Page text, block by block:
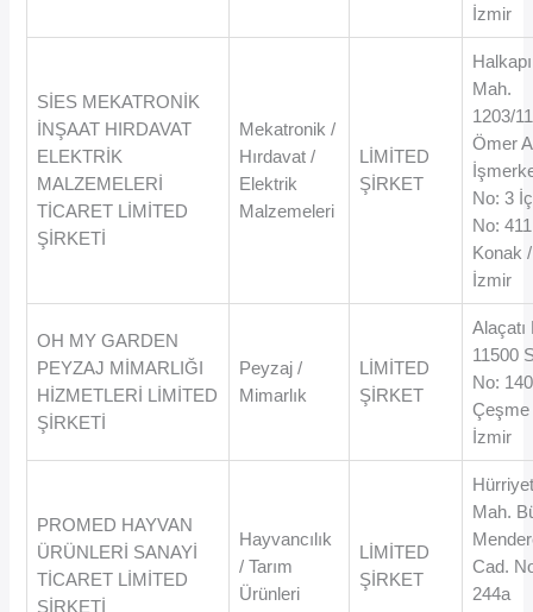
İzmir
SİES MEKATRONİK
İNŞAAT HIRDAVAT
ELEKTRİK
MALZEMELERİ
TİCARET LİMİTED
ŞİRKETİ
Mekatronik /
Hırdavat /
Elektrik
Malzemeleri
LİMİTED
ŞİRKET
Mah.
1203/
Ömer
No: 3
No: 411
Konak /
İzmir
OH MY GARDEN
PEYZAJ MİMARLIĞI
HİZMETLERİ LİMİTED
ŞİRKETİ
Peyzaj /
Mimarlık
LİMİTED
ŞİRKET
Alaçatı
11500
No: 140
Çeşme
İzmir
PROMED HAYVAN
ÜRÜNLERİ SANAYİ
TİCARET LİMİTED
ŞİRKETİ
Hayvancılık
/ Tarım
Ürünleri
LİMİTED
ŞİRKET
Mah.
Cad.
244a